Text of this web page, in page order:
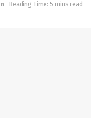
Reading Time: 5 mins read